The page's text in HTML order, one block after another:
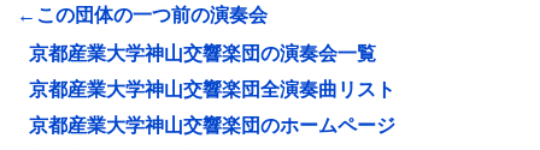
←この団体の一つ前の演奏会
京都産業大学神山交響楽団の演奏会一覧
京都産業大学神山交響楽団全演奏曲リスト
京都産業大学神山交響楽団のホームページ